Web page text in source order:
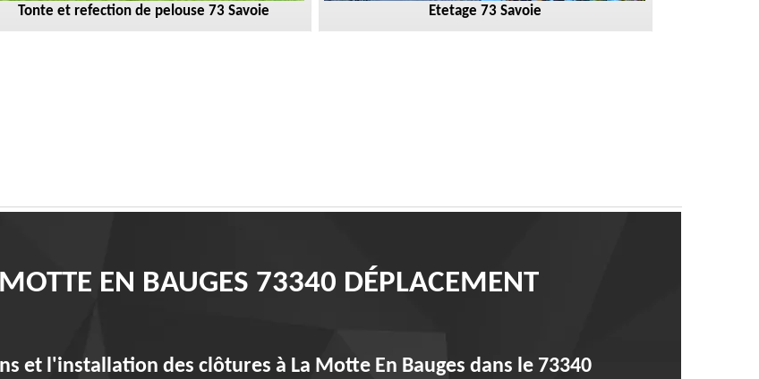
Tonte et refection de pelouse 73 Savoie Etetage 73 Savoie
EN BAUGES 73340 DÉPLACEMENT
et l'installation des clôtures à La Motte En Bauges dans le 73340